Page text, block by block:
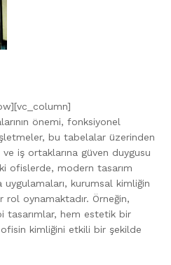
önemi, fonksiyonel
bu tabelalar üzerinden
iş ortaklarına güven duygusu
ofislerde, modern tasarım
kurumsal kimliğin
rol oynamaktadır. Örneğin,
tasarımlar, hem estetik bir
kimliğini etkili bir şekilde